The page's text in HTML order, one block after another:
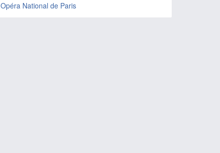
Opéra National de Paris